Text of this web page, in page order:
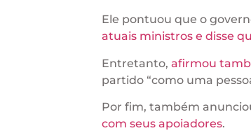
Ele pontuou que o
atuais ministros e disse
Entretanto, afirmou
partido “como uma
Por fim, também
com seus apoiadores.